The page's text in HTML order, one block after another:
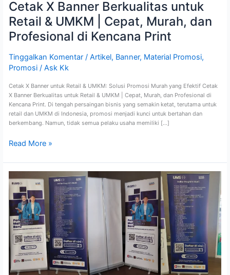
Cetak X Banner Berkualitas untuk
Retail & UMKM | Cepat, Murah, dan
Profesional di Kencana Print
Tinggalkan Komentar / Artikel, Banner, Material Promosi,
Promosi/ Ask Kk
Cetak X Banner untuk Retail & UMKM: Solusi Promosi Murah yang Efektif Cetak
X Banner Berkualitas untuk Retail & UMKM | Cepat, Murah, dan Profesional di
Kencana Print. Di tengah persaingan bisnis yang semakin ketat, terutama untuk
retail dan UMKM di Indonesia, promosi menjadi kunci untuk bertahan dan
berkembang. Namun, tidak semua pelaku usaha memiliki […]
Kencana
Print
Read More »
Banner:
Senjata
Promosi
Efektif
yang
Wajib
Dimiliki
Setiap
Institusi